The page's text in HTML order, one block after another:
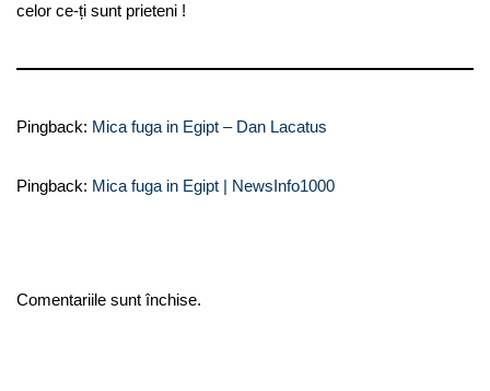
celor ce-ți sunt prieteni !
Pingback: Mica fuga in Egipt – Dan Lacatus
Pingback: Mica fuga in Egipt | NewsInfo1000
Comentariile sunt închise.